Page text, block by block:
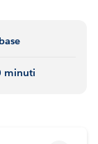
base
minuti